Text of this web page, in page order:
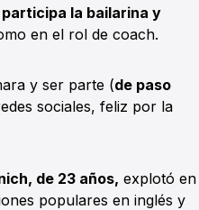
participa la bailarina y
en el rol de coach.
y ser parte (de paso
sociales, feliz por la
de 23 años, explotó en
populares en inglés y